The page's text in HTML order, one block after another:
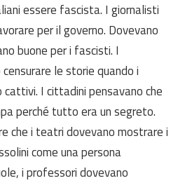
essere fascista. I giornalisti
per il governo. Dovevano
buone per i fascisti. I
le storie quando i
I cittadini pensavano che
perché tutto era un segreto.
che i teatri dovevano mostrare i
come una persona
i professori dovevano